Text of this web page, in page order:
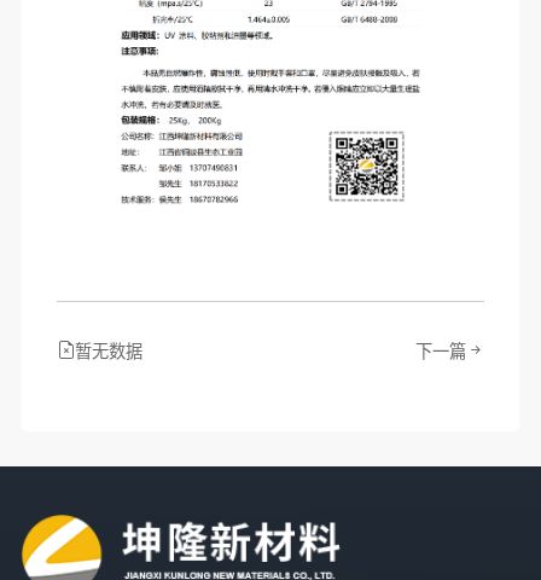
暂无数据 下一篇